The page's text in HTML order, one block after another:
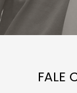
FALE